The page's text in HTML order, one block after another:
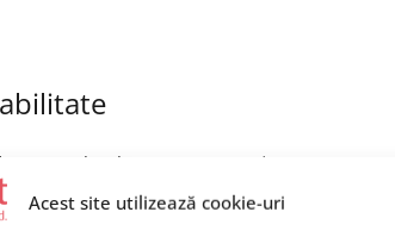
Acest site utilizează cookie-uri
tech. Daca in perioada 2020-2022,
este fundamental diferit.Ratele
un traseu clar catre profitabilitate